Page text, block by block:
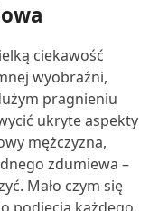
ciekawość
wyobraźni,
pragnieniu
ukryte aspekty
mężczyzna,
zdumiewa –
Mało czym się